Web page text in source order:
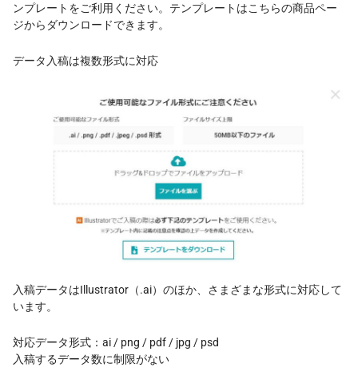
ンプレートをご利用ください。テンプレートはこちらの商品ペー
ジからダウンロードできます。
データ入稿は複数形式に対応
入稿データはIllustrator（.ai）のほか、さまざまな形式に対応して
います。
対応データ形式：ai / png / pdf / jpg / psd
入稿するデータ数に制限がない